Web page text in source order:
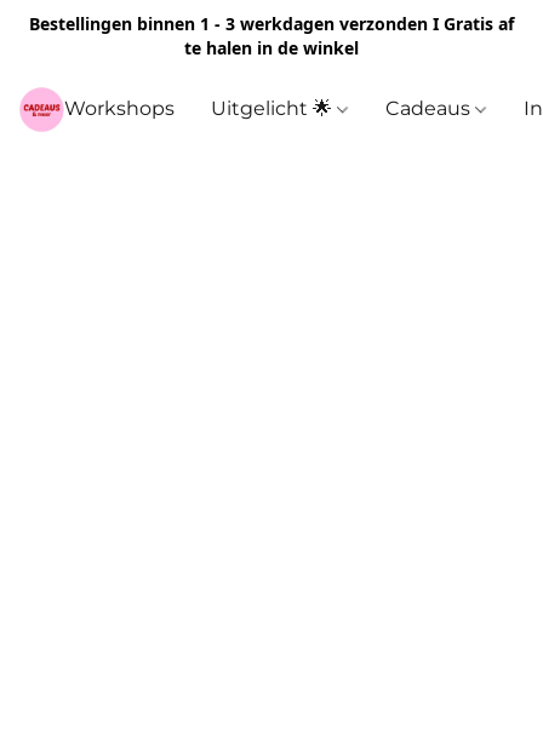
Bestellingen binnen 1 - 3 werkdagen verzonden I Gratis af
te halen in de winkel
Workshops Uitgelicht 🌟 Cadeaus